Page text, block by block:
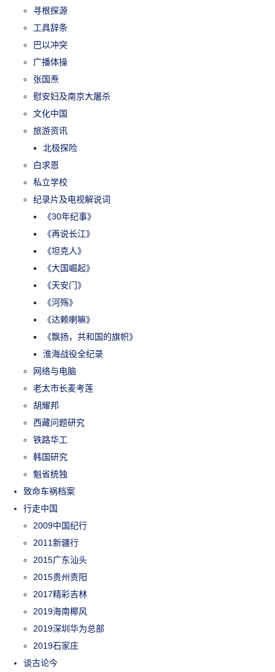
寻根探源
工具辞条
巴以冲突
广播体操
张国焘
慰安妇及南京大屠杀
文化中国
旅游资讯
北极探险
白求恩
私立学校
纪录片及电视解说词
《30年纪事》
《再说长江》
《坦克人》
《大国崛起》
《天安门》
《河殇》
《达赖喇嘛》
《飘扬，共和国的旗帜》
淮海战役全纪录
网络与电脑
老太市长麦考莲
胡耀邦
西藏问题研究
铁路华工
韩国研究
魁省统独
致命车祸档案
行走中国
2009中国纪行
2011新疆行
2015广东汕头
2015贵州贵阳
2017精彩吉林
2019海南椰风
2019深圳华为总部
2019石家庄
谈古论今